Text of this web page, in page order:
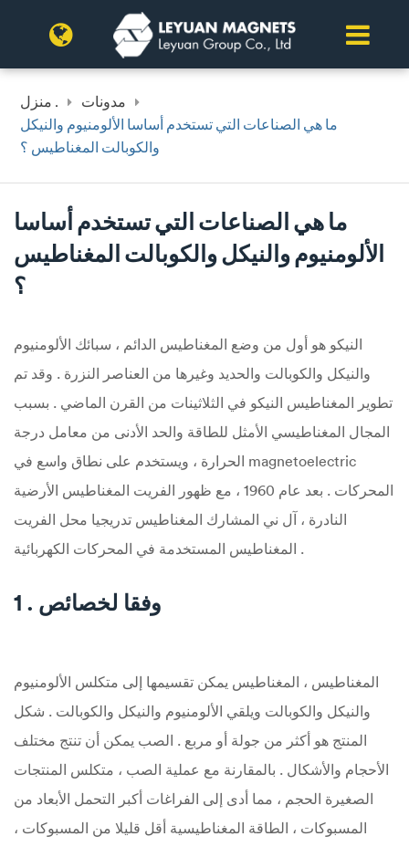
منزل .
مدونات
ما هي الصناعات التي تستخدم أساسا الألومنيوم والنيكل
والكوبالت المغناطيس ؟
ما هي الصناعات التي تستخدم أساسا
الألومنيوم والنيكل والكوبالت المغناطيس
؟
النيكو هو أول من وضع المغناطيس الدائم ، سبائك الألومنيوم
والنيكل والكوبالت والحديد وغيرها من العناصر النزرة . وقد تم
تطوير المغناطيس النيكو في الثلاثينات من القرن الماضي . بسبب
المجال المغناطيسي الأمثل للطاقة والحد الأدنى من معامل درجة
الحرارة ، ويستخدم على نطاق واسع في magnetoelectric
المحركات . بعد عام 1960 ، مع ظهور الفريت المغناطيس الأرضية
النادرة ، آل ني المشارك المغناطيس تدريجيا محل الفريت
المغناطيس المستخدمة في المحركات الكهربائية .
1 . وفقا لخصائص
المغناطيس ، المغناطيس يمكن تقسيمها إلى متكلس الألومنيوم
والنيكل والكوبالت ويلقي الألومنيوم والنيكل والكوبالت . شكل
المنتج هو أكثر من جولة أو مربع . الصب يمكن أن تنتج مختلف
الأحجام والأشكال . بالمقارنة مع عملية الصب ، متكلس المنتجات
الصغيرة الحجم ، مما أدى إلى الفراغات أكبر التحمل الأبعاد من
المسبوكات ، الطاقة المغناطيسية أقل قليلا من المسبوكات ،